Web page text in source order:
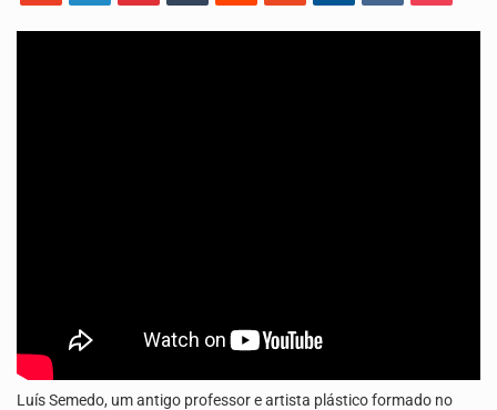
Luís Semedo, um antigo professor e artista plástico formado no